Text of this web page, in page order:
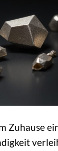
Zuhause